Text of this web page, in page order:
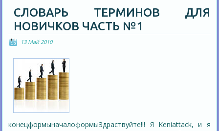
СЛОВАРЬ ТЕРМИНОВ ДЛЯ
НОВИЧКОВ ЧАСТЬ №1
13 Май 2010
конецформыначалоформыЗдраствуйте!!! Я Keniattack, и я